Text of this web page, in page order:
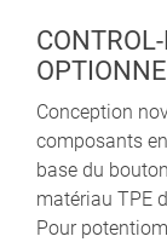
Conception
composants
base du
matériau TPE
Pour